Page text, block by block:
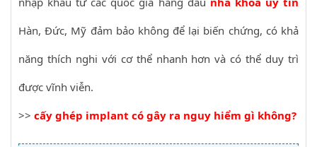
Hàn, Đức, Mỹ đảm bảo không để lại biến chứng, có khả
năng thích nghi với cơ thể nhanh hơn và có thể duy trì
được vĩnh viễn.
>> cấy ghép implant có gây ra nguy hiểm gì không?